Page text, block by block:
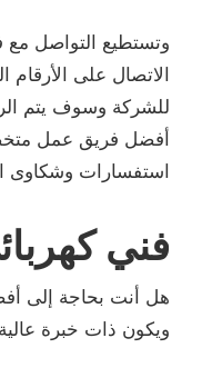
وتستطيع التواصل مع
الاتصال على
للشركة وسوف يتم
أفضل فريق عمل
استفسارات وشكاوى
فني
هل أنت بحاجة إلى
ويكون ذات خبرة